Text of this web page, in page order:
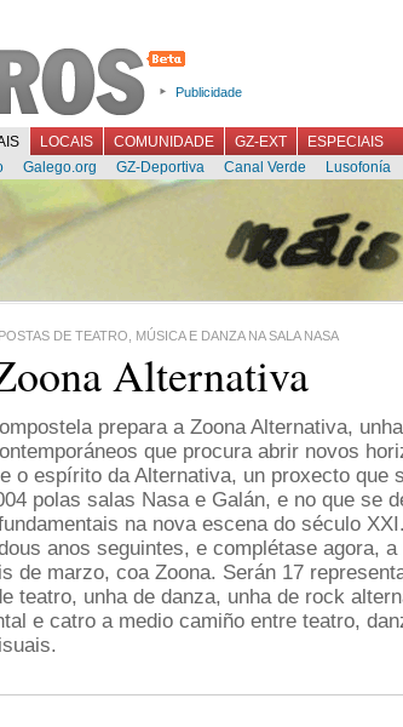
Publicidade
LOCAIS COMUNIDADE GZ-EXT
ESPECIAIS
Galego.org GZ-Deportiva Canal Verde Lusofonía
DE TEATRO, MÚSICA E DANZA NA SALA NASA
Alternativa
prepara a Zoona Alternativa,
que procura abrir novos
o espírito da Alternativa, un proxecto que
polas salas Nasa e Galán, e no que se
na nova escena do século
anos seguintes, e complétase agora,
de marzo, coa Zoona. Serán 17
teatro, unha de danza, unha de rock
e catro a medio camiño entre teatro,